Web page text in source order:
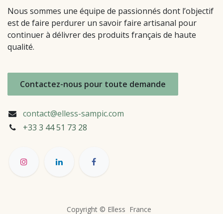
Nous sommes une équipe de passionnés dont l’objectif
est de faire perdurer un savoir faire artisanal pour
continuer à délivrer des produits français de haute
qualité.
Contactez-nous pour toute demande
contact@elless-sampic.com
+33 3 44 51 73 28
Copyright © Elless France